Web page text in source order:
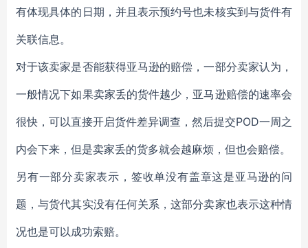
有体现具体的日期，并且表示预约号也未核实到与货件有
关联信息。
对于该卖家是否能获得亚马逊的赔偿，一部分卖家认为，
一般情况下如果卖家丢的货件越少，亚马逊赔偿的速率会
很快，可以直接开启货件差异调查，然后提交POD一周之
内会下来，但是卖家丢的货多就会越麻烦，但也会赔偿。
另有一部分卖家表示，签收单没有盖章这是亚马逊的问
题，与货代其实没有任何关系，这部分卖家也表示这种情
况也是可以成功索赔。